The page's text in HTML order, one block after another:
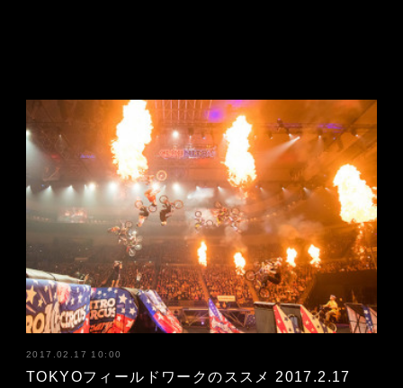
2017.02.17 10:00
TOKYOフィールドワークのススメ 2017.2.17